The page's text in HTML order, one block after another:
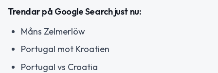
Trendar på Google Search just nu:
Måns Zelmerlöw
Portugal mot Kroatien
Portugal vs Croatia